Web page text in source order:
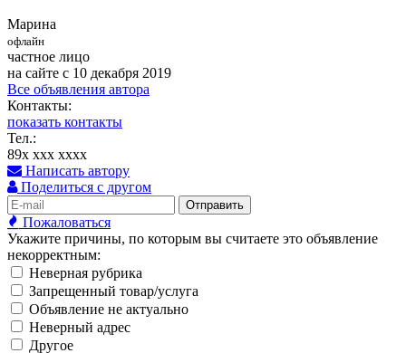
Марина
офлайн
частное лицо
на сайте с 10 декабря 2019
Все объявления автора
Контакты:
показать контакты
Тел.:
89x xxx xxxx
Написать автору
Поделиться с другом
Отправить
Пожаловаться
Укажите причины, по которым вы считаете это объявление
некорректным:
Неверная рубрика
Запрещенный товар/услуга
Объявление не актуально
Неверный адрес
Другое